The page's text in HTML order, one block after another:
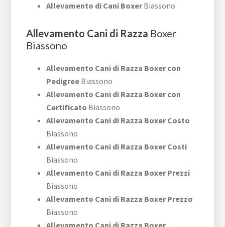
Allevamento di Cani BoxerBiassono
Allevamento Cani di Razza Boxer
Biassono
Allevamento Cani di Razza Boxer con
Pedigree Biassono
Allevamento Cani di Razza Boxer con
Certificato Biassono
Allevamento Cani di Razza Boxer Costo
Biassono
Allevamento Cani di Razza Boxer Costi
Biassono
Allevamento Cani di Razza Boxer Prezzi
Biassono
Allevamento Cani di Razza Boxer Prezzo
Biassono